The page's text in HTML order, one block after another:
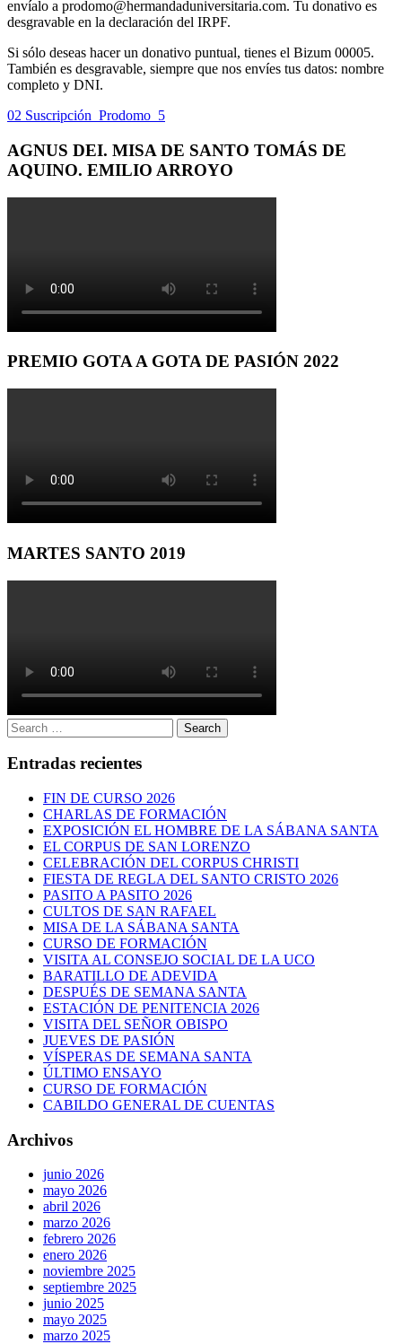
envíalo a prodomo@hermandaduniversitaria.com. Tu donativo es
desgravable en la declaración del IRPF.
Si sólo deseas hacer un donativo puntual, tienes el Bizum 00005.
También es desgravable, siempre que nos envíes tus datos: nombre
completo y DNI.
02 Suscripción_Prodomo_5
AGNUS DEI. MISA DE SANTO TOMÁS DE
AQUINO. EMILIO ARROYO
PREMIO GOTA A GOTA DE PASIÓN 2022
MARTES SANTO 2019
Search
for:
Search
Entradas recientes
FIN DE CURSO 2026
CHARLAS DE FORMACIÓN
EXPOSICIÓN EL HOMBRE DE LA SÁBANA SANTA
EL CORPUS DE SAN LORENZO
CELEBRACIÓN DEL CORPUS CHRISTI
FIESTA DE REGLA DEL SANTO CRISTO 2026
PASITO A PASITO 2026
CULTOS DE SAN RAFAEL
MISA DE LA SÁBANA SANTA
CURSO DE FORMACIÓN
VISITA AL CONSEJO SOCIAL DE LA UCO
BARATILLO DE ADEVIDA
DESPUÉS DE SEMANA SANTA
ESTACIÓN DE PENITENCIA 2026
VISITA DEL SEÑOR OBISPO
JUEVES DE PASIÓN
VÍSPERAS DE SEMANA SANTA
ÚLTIMO ENSAYO
CURSO DE FORMACIÓN
CABILDO GENERAL DE CUENTAS
Archivos
junio 2026
mayo 2026
abril 2026
marzo 2026
febrero 2026
enero 2026
noviembre 2025
septiembre 2025
junio 2025
mayo 2025
marzo 2025